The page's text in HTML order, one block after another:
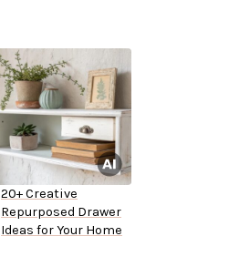
20+ Creative
Repurposed Drawer
Ideas for Your Home